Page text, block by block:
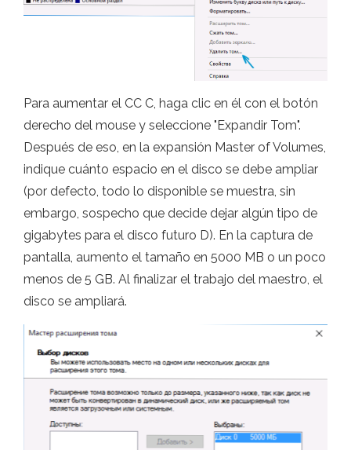
Para aumentar el CC C, haga clic en él con el botón
derecho del mouse y seleccione "Expandir Tom".
Después de eso, en la expansión Master of Volumes,
indique cuánto espacio en el disco se debe ampliar
(por defecto, todo lo disponible se muestra, sin
embargo, sospecho que decide dejar algún tipo de
gigabytes para el disco futuro D). En la captura de
pantalla, aumento el tamaño en 5000 MB o un poco
menos de 5 GB. Al finalizar el trabajo del maestro, el
disco se ampliará.